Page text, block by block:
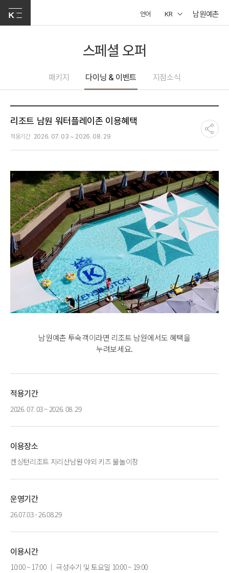
언어 KR 남원예촌
스페셜 오퍼
패키지 다이닝 & 이벤트 지점소식
리조트 남원 워터플레이존 이용혜택
적용기간 2026. 07. 03 ~ 2026. 08. 29
남원예촌 투숙객이라면 리조트 남원에서도 혜택을
누려보세요.
적용기간
2026. 07. 03 ~ 2026. 08. 29
이용장소
켄싱턴리조트 지리산남원 야외 키즈 물놀이장
운영기간
26.07.03 - 26.08.29
이용시간
10:00 ~ 17:00 ｜ 극성수기 및 토요일 10:00 ~ 19:00